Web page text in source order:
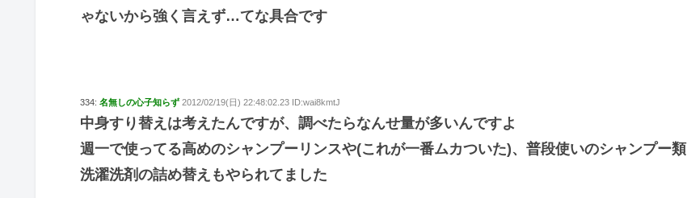
ゃないから強く言えず…てな具合です
334: 名無しの心子知らず 2012/02/19(日) 22:48:02.23 ID:wai8kmtJ
中身すり替えは考えたんですが、調べたらなんせ量が多いんですよ
週一で使ってる高めのシャンプーリンスや(これが一番ムカついた)、普段使いのシャンプー類
洗濯洗剤の詰め替えもやられてました